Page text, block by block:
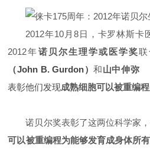
2012年10月8日，卡罗林斯卡
2012年诺贝尔生理学或医学奖
（John B. Gurdon）和山中伸弥
表彰他们发现成熟细胞可以被重编
诺贝尔奖表彰了这两位科学家
可以被重编程为能够发育成身体所